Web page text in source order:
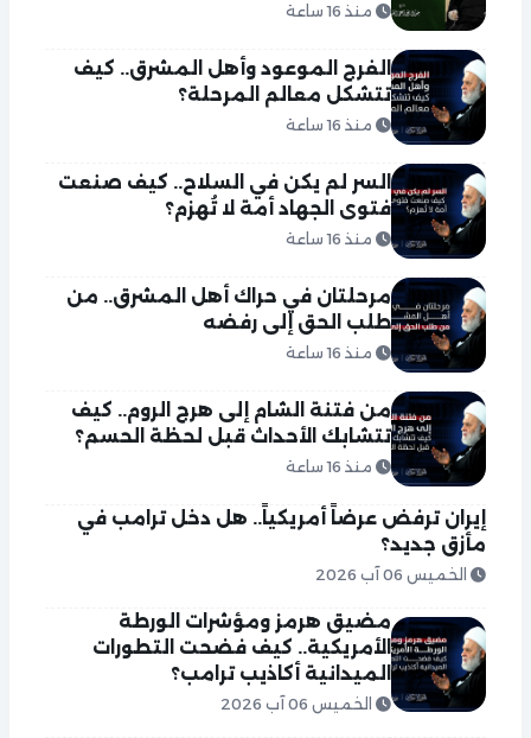
منذ 16 ساعة
الفرج الموعود وأهل المشرق.. كيف
تتشكل معالم المرحلة؟
منذ 16 ساعة
السر لم يكن في السلاح.. كيف صنعت
فتوى الجهاد أمة لا تُهزم؟
منذ 16 ساعة
مرحلتان في حراك أهل المشرق.. من
طلب الحق إلى رفضه
منذ 16 ساعة
من فتنة الشام إلى هرج الروم.. كيف
تتشابك الأحداث قبل لحظة الحسم؟
منذ 16 ساعة
إيران ترفض عرضاً أمريكياً.. هل دخل ترامب في
مأزق جديد؟
الخميس 06 آب 2026
مضيق هرمز ومؤشرات الورطة
الأمريكية.. كيف فضحت التطورات
الميدانية أكاذيب ترامب؟
الخميس 06 آب 2026